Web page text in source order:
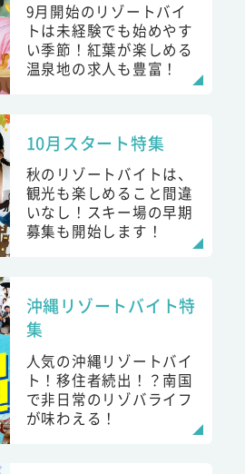
9月開始のリゾートバイ
トは未経験でも始めやす
い季節！紅葉が楽しめる
温泉地の求人も豊富！
10月スタート特集
秋のリゾートバイトは、
観光も楽しめること間違
いなし！スキー場の早期
募集も開始します！
沖縄リゾートバイト特
集
人気の沖縄リゾートバイ
ト！移住者続出！？南国
で非日常のリゾバライフ
が味わえる！